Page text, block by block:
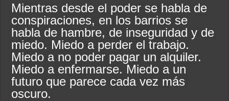
Mientras desde el poder se habla de
conspiraciones, en los barrios se
habla de hambre, de inseguridad y de
miedo. Miedo a perder el trabajo.
Miedo a no poder pagar un alquiler.
Miedo a enfermarse. Miedo a un
futuro que parece cada vez más
oscuro.